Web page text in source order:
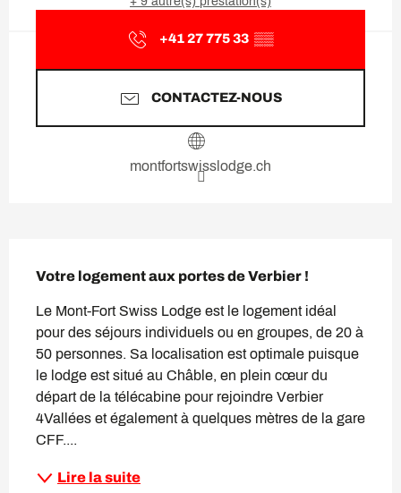
+41 27 775 33 ▒▒
CONTACTEZ-NOUS
montfortswisslodge.ch
Votre logement aux portes de Verbier !
Le Mont-Fort Swiss Lodge est le logement idéal
pour des séjours individuels ou en groupes, de 20 à
50 personnes. Sa localisation est optimale puisque
le lodge est situé au Châble, en plein cœur du
départ de la télécabine pour rejoindre Verbier
4Vallées et également à quelques mètres de la gare
CFF....
Lire la suite